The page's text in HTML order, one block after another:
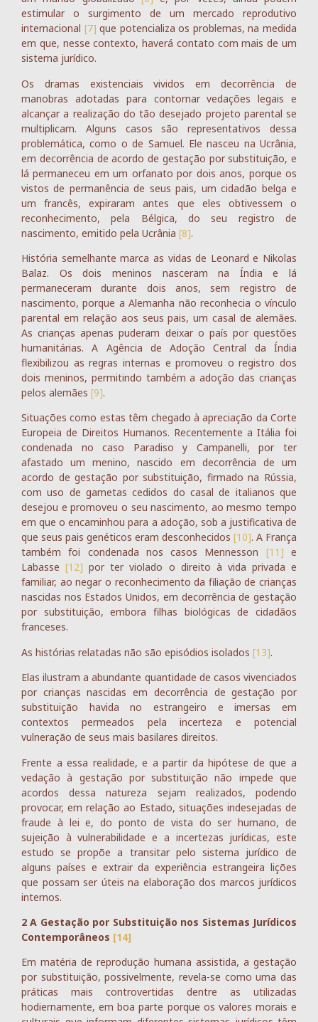
estimular o surgimento de um mercado reprodutivo
internacional [7] que potencializa os problemas, na medida
em que, nesse contexto, haverá contato com mais de um
sistema jurídico.
Os dramas existenciais vividos em decorrência de
manobras adotadas para contornar vedações legais e
alcançar a realização do tão desejado projeto parental se
multiplicam. Alguns casos são representativos dessa
problemática, como o de Samuel. Ele nasceu na Ucrânia,
em decorrência de acordo de gestação por substituição, e
lá permaneceu em um orfanato por dois anos, porque os
vistos de permanência de seus pais, um cidadão belga e
um francês, expiraram antes que eles obtivessem o
reconhecimento, pela Bélgica, do seu registro de
nascimento, emitido pela Ucrânia [8].
História semelhante marca as vidas de Leonard e Nikolas
Balaz. Os dois meninos nasceram na Índia e lá
permaneceram durante dois anos, sem registro de
nascimento, porque a Alemanha não reconhecia o vínculo
parental em relação aos seus pais, um casal de alemães.
As crianças apenas puderam deixar o país por questões
humanitárias. A Agência de Adoção Central da Índia
flexibilizou as regras internas e promoveu o registro dos
dois meninos, permitindo também a adoção das crianças
pelos alemães [9].
Situações como estas têm chegado à apreciação da Corte
Europeia de Direitos Humanos. Recentemente a Itália foi
condenada no caso Paradiso y Campanelli, por ter
afastado um menino, nascido em decorrência de um
acordo de gestação por substituição, firmado na Rússia,
com uso de gametas cedidos do casal de italianos que
desejou e promoveu o seu nascimento, ao mesmo tempo
em que o encaminhou para a adoção, sob a justificativa de
que seus pais genéticos eram desconhecidos [10]. A França
também foi condenada nos casos Mennesson [11] e
Labasse[12] por ter violado o direito à vida privada e
familiar, ao negar o reconhecimento da filiação de crianças
nascidas nos Estados Unidos, em decorrência de gestação
por substituição, embora filhas biológicas de cidadãos
franceses.
As histórias relatadas não são episódios isolados [13].
Elas ilustram a abundante quantidade de casos vivenciados
por crianças nascidas em decorrência de gestação por
substituição havida no estrangeiro e imersas em
contextos permeados pela incerteza e potencial
vulneração de seus mais basilares direitos.
Frente a essa realidade, e a partir da hipótese de que a
vedação à gestação por substituição não impede que
acordos dessa natureza sejam realizados, podendo
provocar, em relação ao Estado, situações indesejadas de
fraude à lei e, do ponto de vista do ser humano, de
sujeição à vulnerabilidade e a incertezas jurídicas, este
estudo se propõe a transitar pelo sistema jurídico de
alguns países e extrair da experiência estrangeira lições
que possam ser úteis na elaboração dos marcos jurídicos
internos.
2 A Gestação por Substituição nos Sistemas Jurídicos
Contemporâneos [14]
Em matéria de reprodução humana assistida, a gestação
por substituição, possivelmente, revela-se como uma das
práticas mais controvertidas dentre as utilizadas
hodiernamente, em boa parte porque os valores morais e